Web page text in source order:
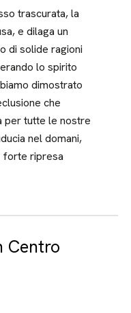
trascurata, la
e dilaga un
di solide ragioni
lo spirito
dimostrato
che
per tutte le no­stre
nel domani,
forte ripresa
Centro